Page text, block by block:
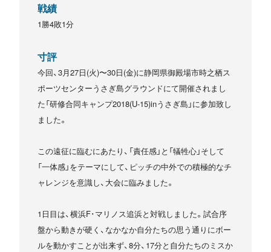
戦績
1勝4敗1分
寸評
今回、3月27日(火)〜30日(金)に静岡県御殿場市時之栖ス
ポーツセンターうさぎ島グラウンドにて開催されまし
た「研修合同キャンプ2018(U-15)inうさぎ島」に参加致し
ました。
この遠征に臨むにあたり、「責任感」と「犠牲心」そして
「一体感」をテーマにして、ピッチの中外での積極的なチ
ャレンジを意識し、大会に臨みました。
1日目は、横浜F･マリノス追浜と対戦しました。試合序
盤から動きが硬く、なかなか自分たちの思う通りにボー
ルを動かすことが出来ず、8分、17分と自分たちのミスか